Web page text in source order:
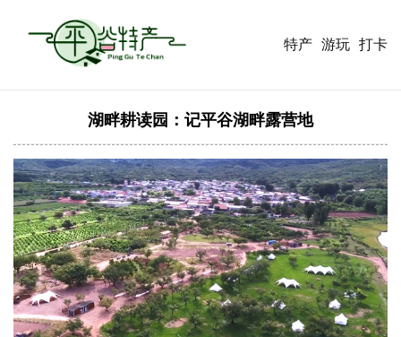
特产 游玩 打卡
湖畔耕读园：记平谷湖畔露营地